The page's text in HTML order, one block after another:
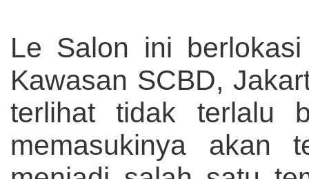
Le Salon ini
Kawasan SCBD,
terlihat tidak terlalu
memasukinya akan